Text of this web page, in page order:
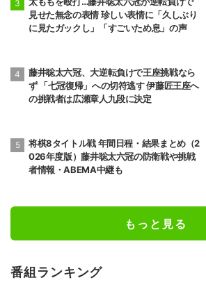
見せた無念の表情 珍しい表情に「久しぶり
に見たガックし」「すごいため息」の声
藤井聡太六冠、大逆転負けで王座挑戦なら
ず 「七冠復帰」への切符逃す 伊藤匠王座へ
の挑戦者は広瀬章人九段に決定
将棋8タイトル戦 年間日程・結果まとめ（2
026年度版）藤井聡太六冠の防衛戦や挑戦
者情報・ABEMA中継も
もっと見る
番組ランキング